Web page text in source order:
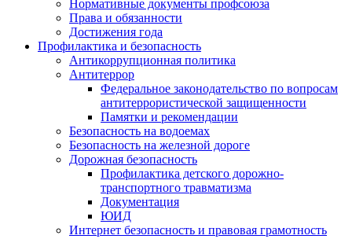
Нормативные документы профсоюза
Права и обязанности
Достижения года
Профилактика и безопасность
Антикоррупционная политика
Антитеррор
Федеральное законодательство по вопросам
антитеррористической защищенности
Памятки и рекомендации
Безопасность на водоемах
Безопасность на железной дороге
Дорожная безопасность
Профилактика детского дорожно-
транспортного травматизма
Документация
ЮИД
Интернет безопасность и правовая грамотность